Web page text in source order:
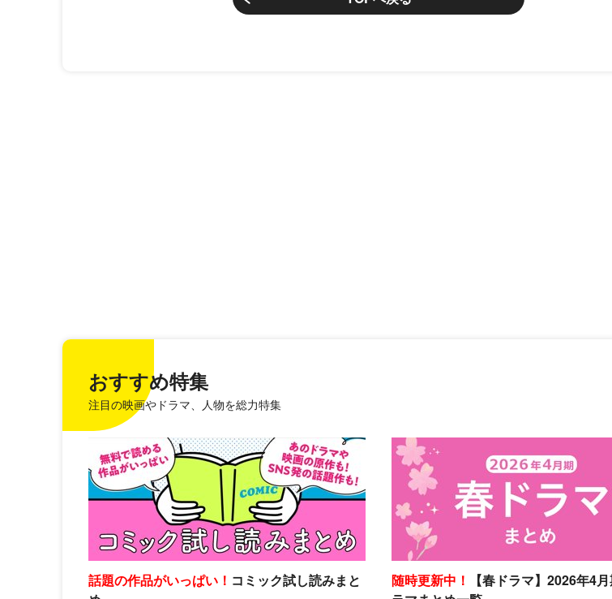
おすすめ特集
注目の映画やドラマ、人物を総力特集
話題の作品がいっぱい！ コミック試し読みまと
随時更新中！
【春ドラマ】2026年4